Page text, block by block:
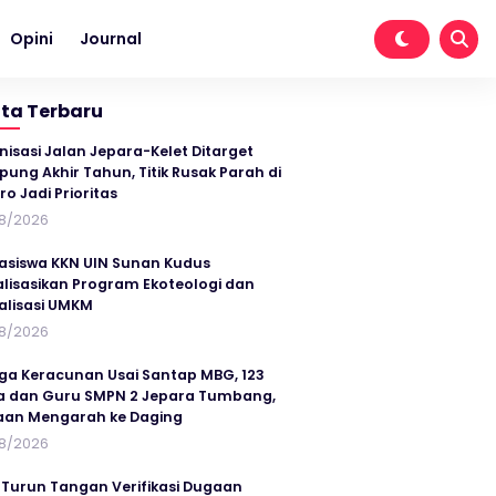
Opini Journal
Terbaru
Jalan Jepara-Kelet Ditarget
Akhir Tahun, Titik Rusak Parah di
Jadi Prioritas
2026
KKN UIN Sunan Kudus
Program Ekoteologi dan
UMKM
2026
Keracunan Usai Santap MBG, 123
dan Guru SMPN 2 Jepara Tumbang,
Mengarah ke Daging
2026
Turun Tangan Verifikasi Dugaan